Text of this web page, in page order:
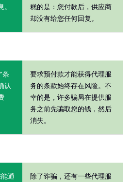
糕的是：您付款后，供应商
却没有给您任何回复。
条
认
要求预付款才能获得代理服
务的条款始终存在风险。不
幸的是，许多骗局在提供服
务之前先骗取您的钱，然后
消失。
通
除了诈骗，还有一些代理服